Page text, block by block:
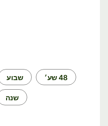
48 שע׳ שבוע
שנה